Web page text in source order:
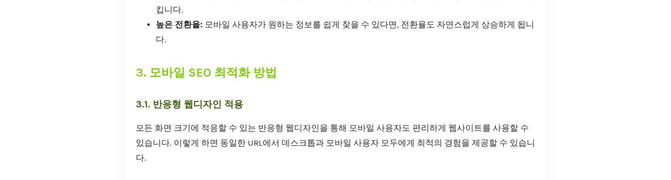
킵니다.
높은 전환율: 모바일 사용자가 원하는 정보를 쉽게 찾을 수 있다면, 전환율도 자연스럽게 상승하게 됩니
다.
3. 모바일 SEO 최적화 방법
3.1. 반응형 웹디자인 적용
모든 화면 크기에 적응할 수 있는 반응형 웹디자인을 통해 모바일 사용자도 편리하게 웹사이트를 사용할 수
있습니다. 이렇게 하면 동일한 URL에서 데스크톱과 모바일 사용자 모두에게 최적의 경험을 제공할 수 있습니
다.